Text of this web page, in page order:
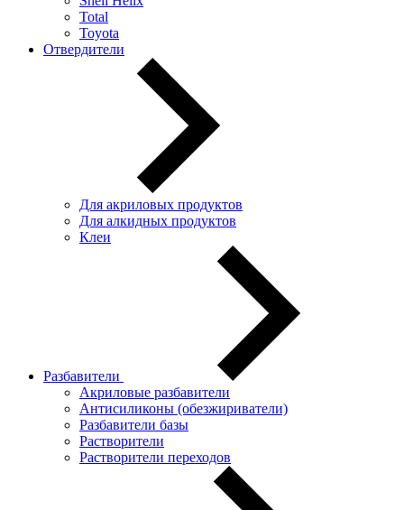
Total
Toyota
Отвердители
Для акриловых продуктов
Для алкидных продуктов
Клеи
Разбавители
Акриловые разбавители
Антисиликоны (обезжириватели)
Разбавители базы
Растворители
Растворители переходов